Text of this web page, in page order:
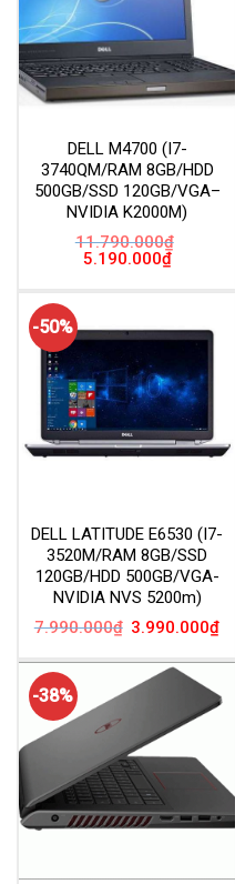
DELL M4700 (I7-
3740QM/RAM 8GB/HDD
500GB/SSD 120GB/VGA–
NVIDIA K2000M)
11.790.000₫
Giá
5.190.000₫Giá
hiện
-50%
DELL LATITUDE E6530 (I7-
3520M/RAM 8GB/SSD
120GB/HDD 500GB/VGA-
NVIDIA NVS 5200m)
7.990.000₫ Giá
7.990.000₫.
3.990.000₫Giá
là:
-38%